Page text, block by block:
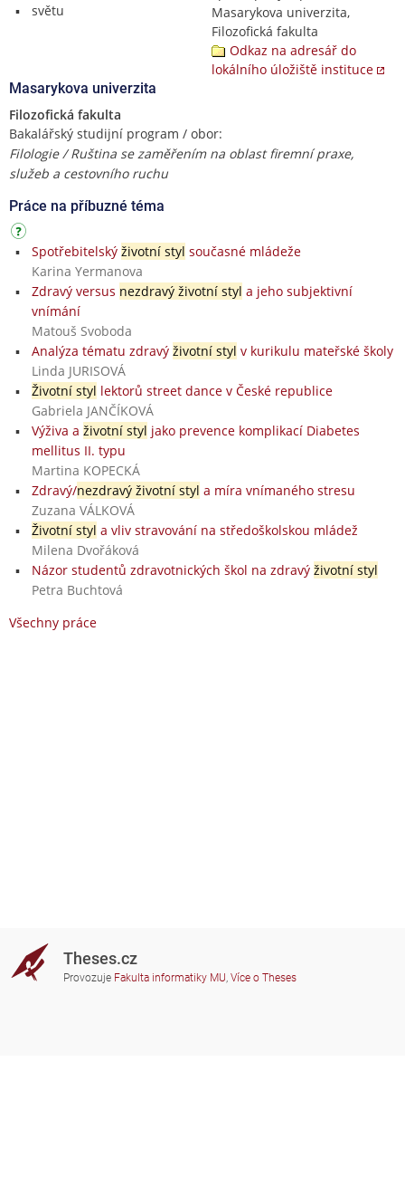
světu
Masarykova univerzita,
Filozofická fakulta
Odkaz na adresář do
lokálního úložiště instituce
Masarykova univerzita
Filozofická fakulta
Bakalářský studijní program / obor:
Filologie / Ruština se zaměřením na oblast firemní praxe,
služeb a cestovního ruchu
Práce na příbuzné téma
Spotřebitelský životní styl současné mládeže
Karina Yermanova
Zdravý versus nezdravý životní styl a jeho subjektivní
vnímání
Matouš Svoboda
Analýza tématu zdravý životní styl v kurikulu mateřské školy
Linda JURISOVÁ
Životní styl lektorů street dance v České republice
Gabriela JANČÍKOVÁ
Výživa a životní styl jako prevence komplikací Diabetes
mellitus II. typu
Martina KOPECKÁ
Zdravý/nezdravý životní styl a míra vnímaného stresu
Zuzana VÁLKOVÁ
Životní styl a vliv stravování na středoškolskou mládež
Milena Dvořáková
Názor studentů zdravotnických škol na zdravý životní styl
Petra Buchtová
Všechny práce
Theses.cz
Provozuje Fakulta informatiky MU, Více o Theses